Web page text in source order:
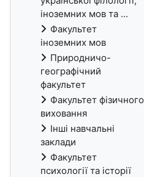
іноземних мов та ...
Факультет
іноземних мов
Природничо-
географічний
факультет
Факультет фізичного
виховання
Інші навчальні
заклади
Факультет
психології та історії